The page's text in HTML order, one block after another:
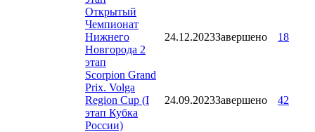
Открытый
Чемпионат
Нижнего
Новгорода 2
этап
24.12.2023Завершено 18
Scorpion Grand
Prix. Volga
Region Cup (I
этап Кубка
России)
24.09.2023Завершено 42